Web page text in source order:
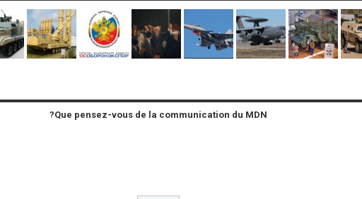
Que pensez-vous de la communication du MDN?